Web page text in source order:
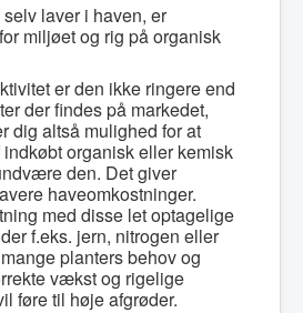
laver i haven, er
miljøet og rig på organisk
er den ikke ringere end
der findes på markedet,
dig altså mulighed for at
organisk eller kemisk
den. Det giver
haveomkostninger.
med disse let optagelige
f.eks. jern, nitrogen eller
planters behov og
vækst og rigelige
føre til høje afgrøder.